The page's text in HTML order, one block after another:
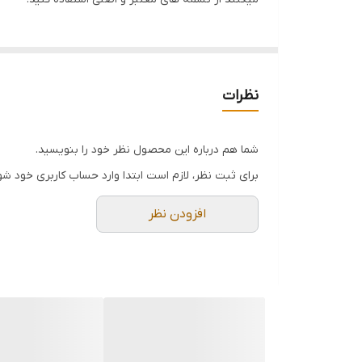
نظرات
شما هم درباره این محصول نظر خود را بنویسید.
برای ثبت نظر، لازم است ابتدا وارد حساب کاربری خود
افزودن نظر